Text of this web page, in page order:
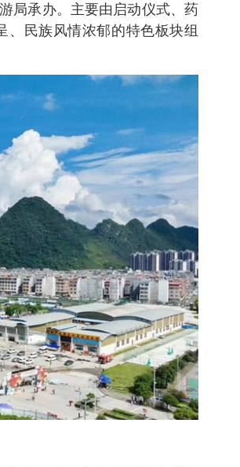
局承办。主要由启动仪式、药
、民族风情浓郁的特色板块组